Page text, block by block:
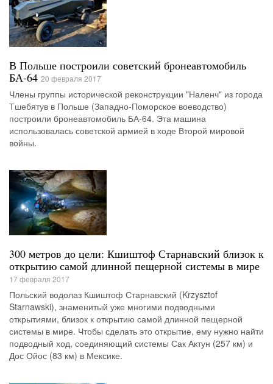
В Польше построили советский бронеавтомобиль
БА-64 20 февраля 2017
Члены группы исторической реконструкции "Наленч" из города
Тшебятув в Польше (Западно-Поморское воеводство)
построили бронеавтомобиль БА-64. Эта машина
использовалась советской армией в ходе Второй мировой
войны.
300 метров до цели: Кшиштоф Старнавский близок к
открытию самой длинной пещерной системы в мире
17 февраля 2017
Польский водолаз Кшиштоф Старнавский (Krzysztof
Starnawski), знаменитый уже многими подводными
открытиями, близок к открытию самой длинной пещерной
системы в мире. Чтобы сделать это открытие, ему нужно найти
подводный ход, соединяющий системы Сак Актун (257 км) и
Дос Ойос (83 км) в Мексике.